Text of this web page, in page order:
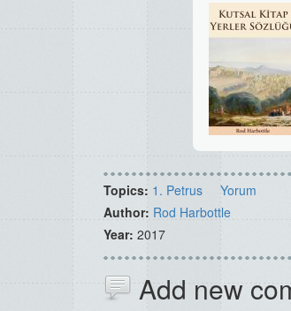
Topics: 1. Petrus
Yorum
Author: Rod Harbottle
Year: 2017
Add new